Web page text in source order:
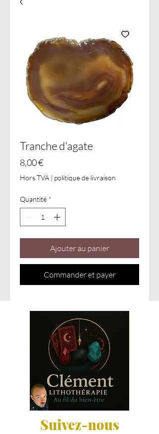
Tranche d'agate
8,00 €Prix
Hors TVA | politique de livraison
Quantité *
Ajouter au panier
Commander et payer
Suivez-nous